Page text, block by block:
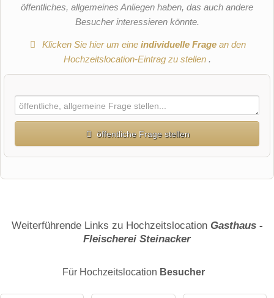
öffentliches, allgemeines Anliegen haben, das auch andere
Besucher interessieren könnte.
Klicken Sie hier um eineindividuelle Frage an den
Hochzeitslocation-Eintrag zu stellen .
öffentliche Frage stellen
E-Mail-Adresse (wird nicht veröffentlicht)
Weiterführende Links zu Hochzeitslocation Gasthaus -
Fleischerei Steinacker
Für Hochzeitslocation Besucher